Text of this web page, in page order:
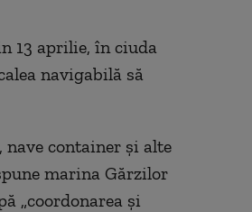
13 aprilie, în ciuda
navigabilă să
nave container și alte
marina Gărzilor
„coordonarea și